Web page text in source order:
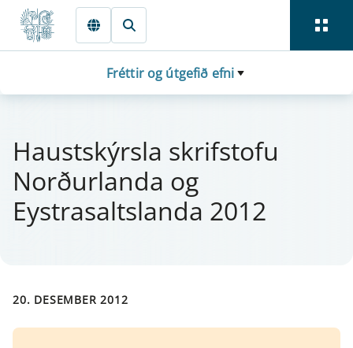
Fara beint í Meginmál
Fréttir og útgefið efni
Haust­skýrsla skrif­stofu
Norður­landa og
Eystrasaltslanda 2012
20. DESEMBER 2012